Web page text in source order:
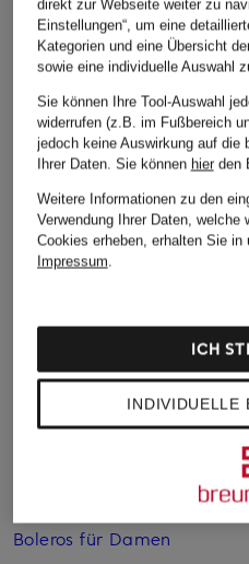
lululemon
Shopper
CHF 80
adidas
CHF 80
Weitere Kategorien
Abendkleider
Anzüge für Herren
Boleros für Damen
direkt zur Webseite weiter zu
Einstellungen“, um eine
Kategorien und eine Übersicht
sowie eine individuelle Auswahl
Sie können Ihre Tool-Auswahl
widerrufen (z.B. im Fußbereich
jedoch keine Auswirkung auf die
Ihrer Daten. Sie können hierden
Weitere Informationen zu den
Verwendung Ihrer Daten, welche
Cookies erheben, erhalten Sie in
Impressum.
INDIVIDUELLE
ICH